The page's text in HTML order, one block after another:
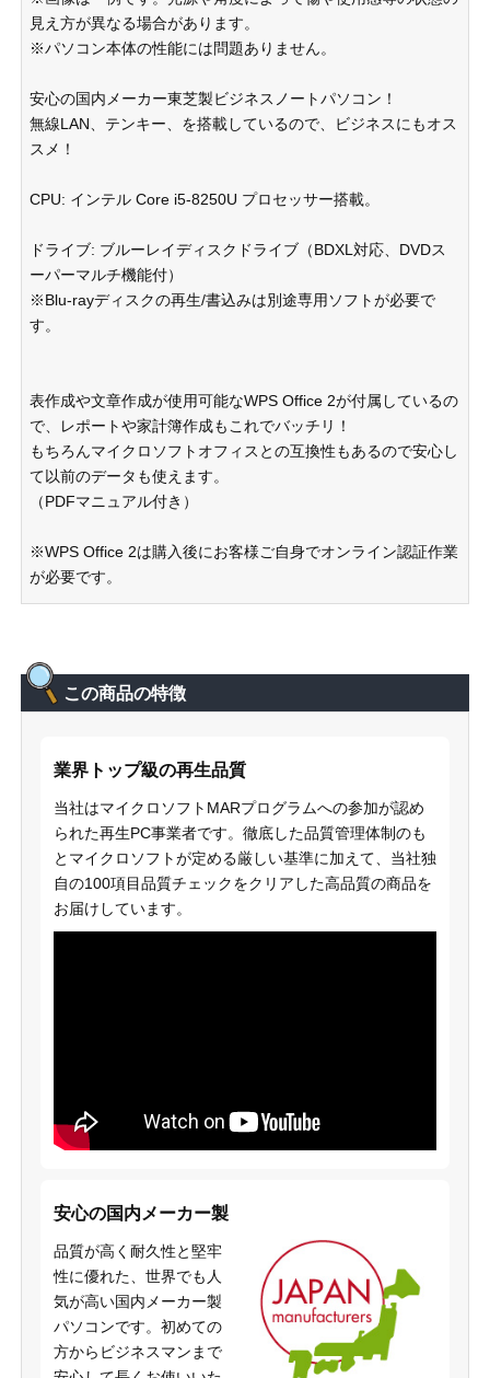
見え方が異なる場合があります。
※パソコン本体の性能には問題ありません。
安心の国内メーカー東芝製ビジネスノートパソコン！
無線LAN、テンキー、を搭載しているので、ビジネスにもオス
スメ！
CPU: インテル Core i5-8250U プロセッサー搭載。
ドライブ: ブルーレイディスクドライブ（BDXL対応、DVDス
ーパーマルチ機能付）
※Blu-rayディスクの再生/書込みは別途専用ソフトが必要で
す。
表作成や文章作成が使用可能なWPS Office 2が付属しているの
で、レポートや家計簿作成もこれでバッチリ！
もちろんマイクロソフトオフィスとの互換性もあるので安心し
て以前のデータも使えます。
（PDFマニュアル付き）
※WPS Office 2は購入後にお客様ご自身でオンライン認証作業
が必要です。
この商品の特徴
業界トップ級の再生品質
当社はマイクロソフトMARプログラムへの参加が認め
られた再生PC事業者です。徹底した品質管理体制のも
とマイクロソフトが定める厳しい基準に加えて、当社独
自の100項目品質チェックをクリアした高品質の商品を
お届けしています。
安心の国内メーカー製
品質が高く耐久性と堅牢
性に優れた、世界でも人
気が高い国内メーカー製
パソコンです。初めての
方からビジネスマンまで